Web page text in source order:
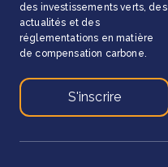
des investissements verts, des
actualités et des
réglementations en matière
de compensation carbone.
S'inscrire